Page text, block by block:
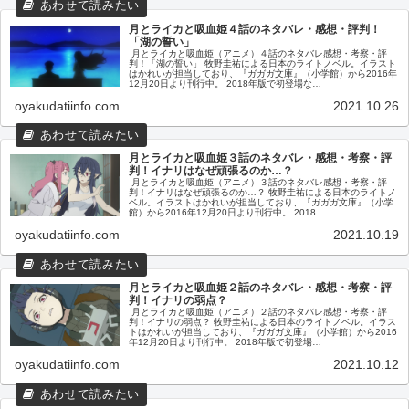
月とライカと吸血姫４話のネタバレ・感想・評判！
「湖の誓い」
月とライカと吸血姫（アニメ）４話のネタバレ感想・考察・評
判！「湖の誓い」 牧野圭祐による日本のライトノベル。イラスト
はかれいが担当しており、『ガガガ文庫』（小学館）から2016年
12月20日より刊行中。 2018年版で初登場な…
oyakudatiinfo.com 2021.10.26
月とライカと吸血姫３話のネタバレ・感想・考察・評
判！イナリはなぜ頑張るのか…？
月とライカと吸血姫（アニメ）３話のネタバレ感想・考察・評
判！イナリはなぜ頑張るのか…？ 牧野圭祐による日本のライトノ
ベル。イラストはかれいが担当しており、『ガガガ文庫』（小学
館）から2016年12月20日より刊行中。 2018…
oyakudatiinfo.com 2021.10.19
月とライカと吸血姫２話のネタバレ・感想・考察・評
判！イナリの弱点？
月とライカと吸血姫（アニメ）２話のネタバレ感想・考察・評
判！イナリの弱点？ 牧野圭祐による日本のライトノベル。イラス
トはかれいが担当しており、『ガガガ文庫』（小学館）から2016
年12月20日より刊行中。 2018年版で初登場…
oyakudatiinfo.com 2021.10.12